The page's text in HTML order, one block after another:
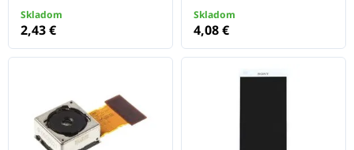
Skladom
2,43 €
Skladom
4,08 €